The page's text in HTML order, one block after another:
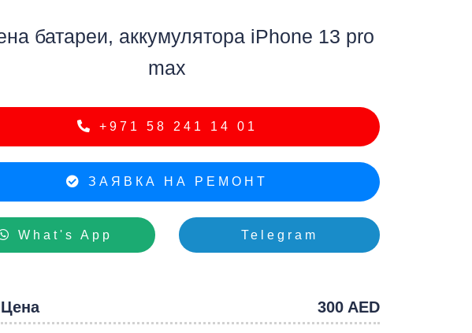
батареи, аккумулятора iPhone 13 pro
max
+971 58 241 14 01
ЗАЯВКА НА РЕМОНТ
What's App Telegram
Цена 300 AED